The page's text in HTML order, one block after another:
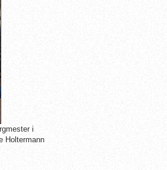
i
Holtermann